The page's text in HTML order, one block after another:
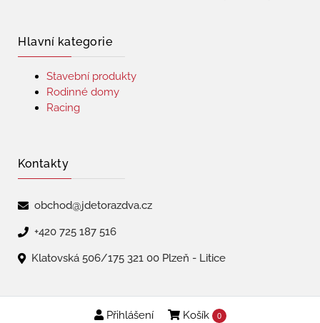
Přihlášení Košík 0
Hlavní kategorie
Stavební produkty
Rodinné domy
Racing
Kontakty
obchod@jdetorazdva.cz
+420 725 187 516
Klatovská 506/175 321 00 Plzeň - Litice
Copyright © 2026 | jdetorazdva